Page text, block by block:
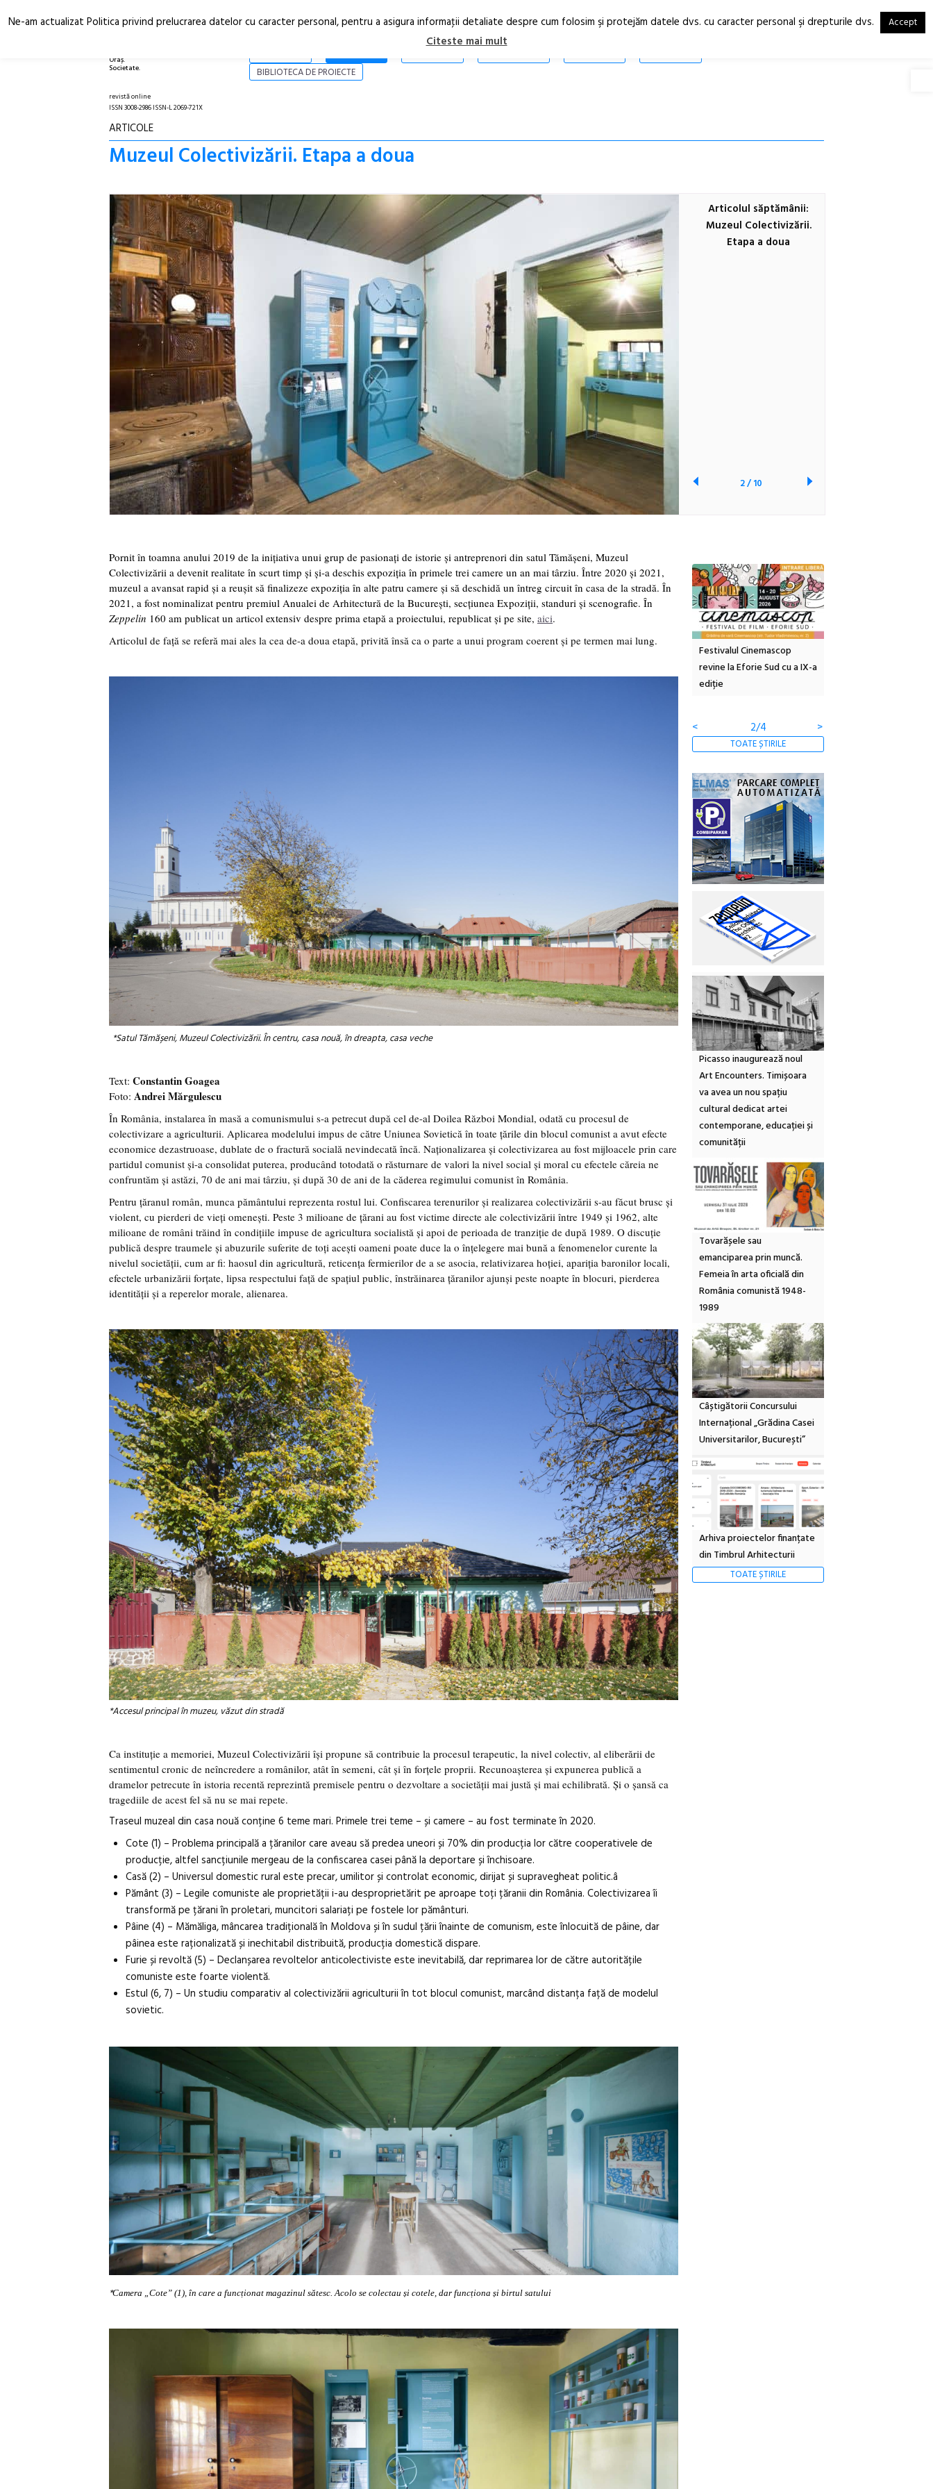
Oraș.
Societate.
RO
EN
ARTICOLE
BIBLIOTECA DE PROIECTE
revistă online
ISSN 3008-2986 ISSN-L 2069-721X
ARTICOLE
Muzeul Colectivizării. Etapa a doua
Articolul săptămânii:
Muzeul Colectivizării.
Etapa a doua
2/10
Pornit în toamna anului 2019 de la inițiativa unui grup de pasionați de istorie și antreprenori din satul Tămășeni, Muzeul
Colectivizării a devenit realitate în scurt timp și și-a deschis expoziția în primele trei camere un an mai târziu. Între 2020 şi 2021,
muzeul a avansat rapid și a reușit să finalizeze expoziția în alte patru camere și să deschidă un întreg circuit în casa de la stradă. În
2021, a fost nominalizat pentru premiul Anualei de Arhitectură de la București, secțiunea Expoziții, standuri și scenografie. În
Zeppelin 160 am publicat un articol extensiv despre prima etapă a proiectului, republicat și pe site, aici.
Articolul de față se referă mai ales la cea de-a doua etapă, privită însă ca o parte a unui program coerent și pe termen mai lung.
*Satul Tămășeni, Muzeul Colectivizării. În centru, casa nouă, în dreapta, casa veche
Text: Constantin Goagea
Foto: Andrei Mărgulescu
În România, instalarea în masă a comunismului s-a petrecut după cel de-al Doilea Război Mondial, odată cu procesul de
colectivizare a agriculturii. Aplicarea modelului impus de către Uniunea Sovietică în toate țările din blocul comunist a avut efecte
economice dezastruoase, dublate de o fractură socială nevindecată încă. Naționalizarea și colectivizarea au fost mijloacele prin care
partidul comunist și-a consolidat puterea, producând totodată o răsturnare de valori la nivel social și moral cu efectele căreia ne
confruntăm și astăzi, 70 de ani mai târziu, și după 30 de ani de la căderea regimului comunist în România.
Pentru țăranul român, munca pământului reprezenta rostul lui. Confiscarea terenurilor și realizarea colectivizării s-au făcut brusc și
violent, cu pierderi de vieți omenești. Peste 3 milioane de țărani au fost victime directe ale colectivizării între 1949 şi 1962, alte
milioane de români trăind în condițiile impuse de agricultura socialistă și apoi de perioada de tranziție de după 1989. O discuție
publică despre traumele și abuzurile suferite de toți acești oameni poate duce la o înțelegere mai bună a fenomenelor curente la
nivelul societății, cum ar fi: haosul din agricultură, reticența fermierilor de a se asocia, relativizarea hoției, apariția baronilor locali,
efectele urbanizării forțate, lipsa respectului față de spațiul public, înstrăinarea țăranilor ajunși peste noapte în blocuri, pierderea
identității și a reperelor morale, alienarea.
*Accesul principal în muzeu, văzut din stradă
Ca instituție a memoriei, Muzeul Colectivizării își propune să contribuie la procesul terapeutic, la nivel colectiv, al eliberării de
sentimentul cronic de neîncredere a românilor, atât în semeni, cât și în forțele proprii. Recunoașterea și expunerea publică a
dramelor petrecute în istoria recentă reprezintă premisele pentru o dezvoltare a societății mai justă și mai echilibrată. Și o șansă ca
tragediile de acest fel să nu se mai repete.
Traseul muzeal din casa nouă conține 6 teme mari. Primele trei teme – și camere – au fost terminate în 2020.
Cote (1) – Problema principală a țăranilor care aveau să predea uneori și 70% din producția lor către cooperativele de
producție, altfel sancțiunile mergeau de la confiscarea casei până la deportare și închisoare.
Casă (2) – Universul domestic rural este precar, umilitor și controlat economic, dirijat și supravegheat politic.â
Pământ (3) – Legile comuniste ale proprietății i-au desproprietărit pe aproape toți țăranii din România. Colectivizarea îi
transformă pe țărani în proletari, muncitori salariați pe fostele lor pământuri.
Pâine (4) – Mămăliga, mâncarea tradițională în Moldova și în sudul țării înainte de comunism, este înlocuită de pâine, dar
pâinea este raționalizată și inechitabil distribuită, producția domestică dispare.
Furie și revoltă (5) – Declanșarea revoltelor anticolectiviste este inevitabilă, dar reprimarea lor de către autoritățile
comuniste este foarte violentă.
Estul (6, 7) – Un studiu comparativ al colectivizării agriculturii în tot blocul comunist, marcând distanța față de modelul
sovietic.
*Camera „Cote” (1), în care a funcționat magazinul sătesc. Acolo se colectau și cotele, dar funcționa și birtul satului
Festivalul Cinemascop
Sleeping Beauties la Borsec:
dulceață de amintiri la
borcan, o cameră obscură și
<
3/4 >
TOATE ȘTIRILE
Picasso inaugurează noul
Art Encounters. Timișoara
va avea un nou spațiu
cultural dedicat artei
contemporane, educației și
comunității
Tovarășele sau
emanciparea prin muncă.
Femeia în arta oficială din
România comunistă 1948-
1989
Câștigătorii Concursului
Internațional „Grădina Casei
Universitarilor, București”
Arhiva proiectelor finanțate
din Timbrul Arhitecturii
TOATE ȘTIRILE
Ne-am actualizat Politica privind prelucrarea datelor cu caracter personal, pentru a asigura informaţii detaliate despre cum folosim şi protejăm datele dvs. cu caracter personal şi drepturile dvs. Accept
Citeste mai mult